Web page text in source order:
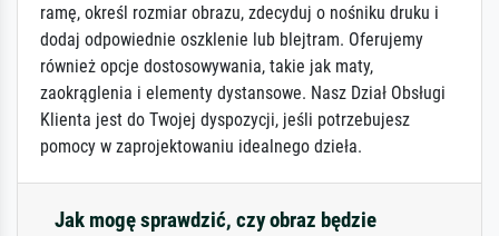
ramę, określ rozmiar obrazu, zdecyduj o nośniku druku i
dodaj odpowiednie oszklenie lub blejtram. Oferujemy
również opcje dostosowywania, takie jak maty,
zaokrąglenia i elementy dystansowe. Nasz Dział Obsługi
Klienta jest do Twojej dyspozycji, jeśli potrzebujesz
pomocy w zaprojektowaniu idealnego dzieła.
Jak mogę sprawdzić, czy obraz będzie